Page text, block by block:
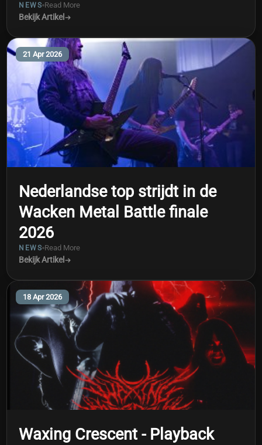
NEWS Read More
Bekijk Artikel
21 Apr 2026
Nederlandse top strijdt in de
Wacken Metal Battle finale
2026
NEWS Read More
Bekijk Artikel
18 Apr 2026
Waxing Crescent - Playback